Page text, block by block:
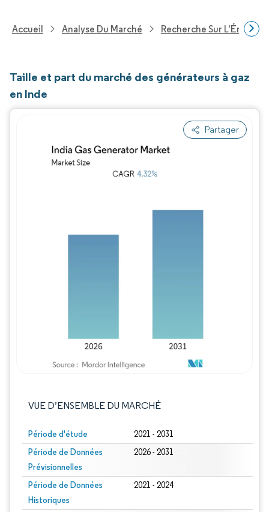
Accueil Analyse Du Marché Recherche Sur
Taille et part du marché des générateurs à gaz
en Inde
Partager
VUE D’ENSEMBLE DU MARCHÉ
Période d'étude 2021 - 2031
Période de Données
Prévisionnelles
2026 - 2031
Période de Données
Historiques
2021 - 2024